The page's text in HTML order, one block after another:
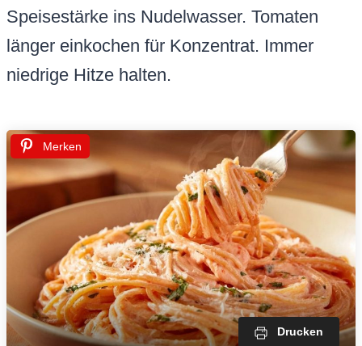
Speisestärke ins Nudelwasser. Tomaten
länger einkochen für Konzentrat. Immer
niedrige Hitze halten.
Merken
Drucken